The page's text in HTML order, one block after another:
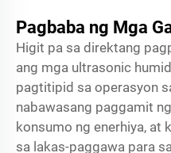
Pagbaba ng Mga
Higit pa sa direktang
ang mga ultrasonic
pagtitipid sa operasyon
nabawasang paggamit
konsumo ng enerhiya, at
sa lakas-paggawa para